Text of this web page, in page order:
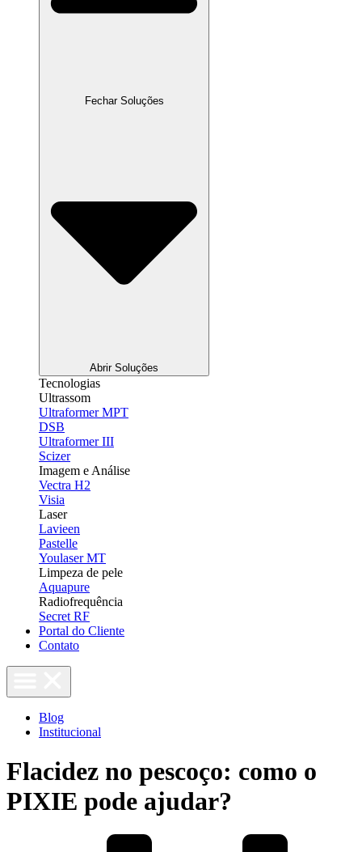
Fechar Soluções
Abrir Soluções
Tecnologias
Ultrassom
Ultraformer MPT
DSB
Ultraformer III
Scizer
Imagem e Análise
Vectra H2
Visia
Laser
Lavieen
Pastelle
Youlaser MT
Limpeza de pele
Aquapure
Radiofrequência
Secret RF
Portal do Cliente
Contato
Blog
Institucional
Flacidez no pescoço: como o
PIXIE pode ajudar?